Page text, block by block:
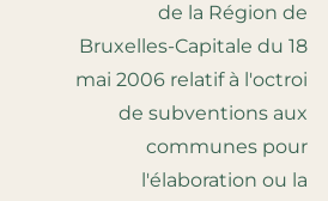
de la Région de
Bruxelles-Capitale du 18
mai 2006 relatif à l'octroi
de subventions aux
communes pour
l'élaboration ou la